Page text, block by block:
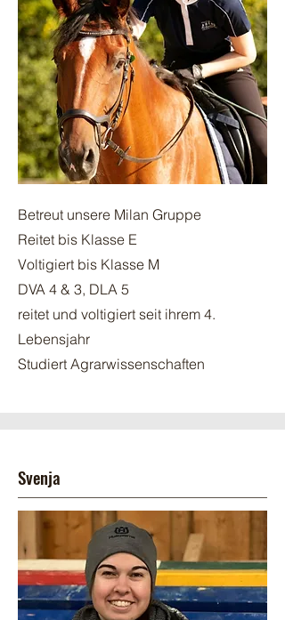
Betreut unsere Milan Gruppe
Reitet bis Klasse E
Voltigiert bis Klasse M
DVA 4 & 3, DLA 5
reitet und voltigiert seit ihrem 4.
Lebensjahr
Studiert Agrarwissenschaften
Svenja